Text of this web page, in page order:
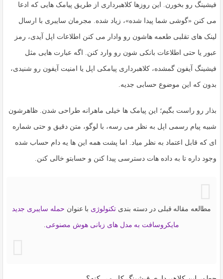
فیشینگ رو بخورن. این روزها کلاهبرداری از طریق پیامک هایی که ادعا
می کنن «گوشی شما پیدا شده»، زیاد شده. مجرمان سایبری با ارسال
لینک های تقلبی طعمه هاشون رو وادار می کنن اطلاعات اپل آیدی، رمز
عبور یا حتی اطلاعات بانکی شون رو وارد کنن. اگه عبارت هایی مثل
فیشینگ آیفون گمشده، کلاهبرداری پیامکی اپل یا امنیت آیفون رو شنیدی،
بدون که این موضوع حسابی جدیه.
بذار رو راست بگیم؛ این پیامک ها خیلی ماهرانه طراحی شدن. ظاهرشون
شبیه پیام رسمی اپل به نظر می رسه، با لوگو، متن دقیق و حتی شماره
ای که قابل اعتماد به نظر میاد. اما پشت همه این ها یه دام حساب شده
وجود داره تا به داده هات دسترسی پیدا کنن و حسابتو خالی کنن.
مطالعه مقاله قبلی در دسته بندی تکنولوژی با عنوان حمله سایبری جدید
مایکروسافت به مدل های زبانی هوش مصنوعی